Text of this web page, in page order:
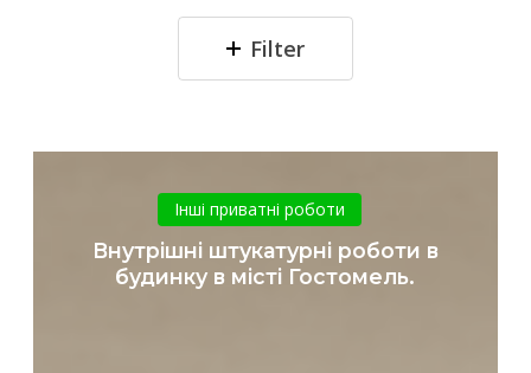
Filter
штукатурні
роботи
в
будинку
Інші приватні роботи
Внутрішні штукатурні роботи в
будинку в місті Гостомель.